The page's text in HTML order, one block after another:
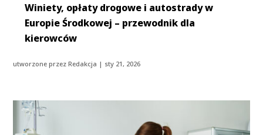
Winiety, opłaty drogowe i autostrady w
Europie Środkowej – przewodnik dla
kierowców
utworzone przezRedakcja | sty 21, 2026